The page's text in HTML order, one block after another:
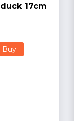
17cm
Buy